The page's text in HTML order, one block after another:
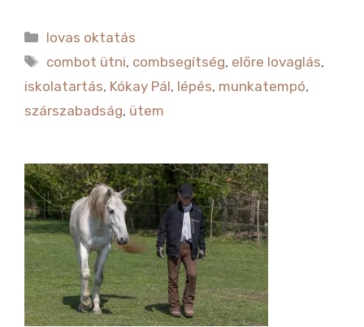
c
e
b
o
k
it
te
r
Kategória
lovas oktatás
Címkék
combot ütni, combsegítség, előre lovaglás,
iskolatartás, Kókay Pál, lépés, munkatempó,
szárszabadság, ütem